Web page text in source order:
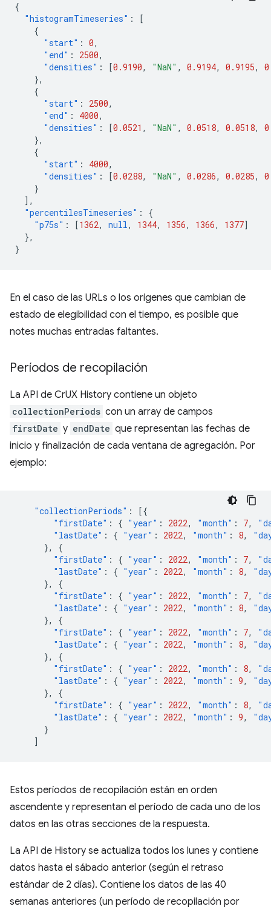
{
"histogramTimeseries" :
[
{
"start" : 0,
"end" : 2500,
"densities" : [0.9190, "NaN" , 0.9194, 0.9195,
},
{
"start" : 2500,
"end" : 4000,
"densities" : [0.0521 , "NaN" , 0.0518, 0.0518,
},
{
"start" : 4000,
"densities" : [0.0288, "NaN" , 0.0286, 0.0285,
}
],
"percentilesTimeseries" :
{
"p75s" : [1362, null, 1344, 1356, 1366, 1377]
},
}
En el caso de las URLs o los orígenes que cambian de
estado de elegibilidad con el tiempo, es posible que
notes muchas entradas faltantes.
Períodos de recopilación
La API de CrUX History contiene un objeto
collectionPeriods con un array de campos
firstDate y endDate que representan las fechas de
inicio y finalización de cada ventana de agregación. Por
ejemplo:
"collectionPeriods" :
[{
"firstDate" : { "year" : 2022, "month" : 7,
"lastDate" : { "year" : 2022, "month" : 8,
},
{
"firstDate" : { "year" : 2022, "month" : 7,
"lastDate" : { "year" : 2022, "month" : 8,
},
{
"firstDate" : { "year" : 2022, "month" : 7,
"lastDate" : { "year" : 2022, "month" : 8,
},
{
"firstDate" : { "year" : 2022, "month" : 7,
"lastDate" : { "year" : 2022, "month" : 8,
},
{
"firstDate" : { "year" : 2022, "month" : 8,
"lastDate" : { "year" : 2022, "month" : 9,
},
{
"firstDate" : { "year" : 2022, "month" : 8,
"lastDate" : { "year" : 2022, "month" : 9,
}
]
Estos períodos de recopilación están en orden
ascendente y representan el período de cada uno de los
datos en las otras secciones de la respuesta.
La API de History se actualiza todos los lunes y contiene
datos hasta el sábado anterior (según el retraso
estándar de 2 días). Contiene los datos de las 40
semanas anteriores (un período de recopilación por